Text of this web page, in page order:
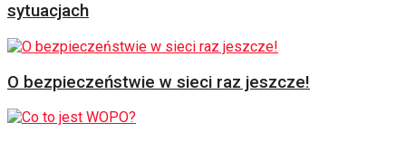
sytuacjach
O bezpieczeństwie w sieci raz jeszcze!